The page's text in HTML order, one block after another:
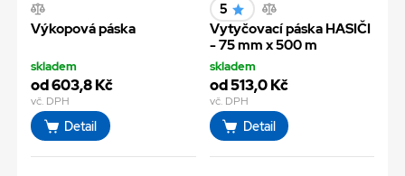
Výkopová páska
skladem
od 603,8 Kč
vč. DPH
Detail
5
Vytyčovací páska HASIČI
- 75 mm x 500 m
skladem
od 513,0 Kč
vč. DPH
Detail